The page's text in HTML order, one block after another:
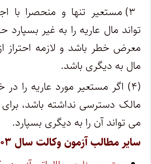
۳) مستعیر تنها و منحصرا با
تواند مال عاریه را به غیر بسپارد
معرض خطر باشد و لازمه احتراز
مال به دیگری باشد.
(۴) اگر مستعیر مورد عاریه را در
مالک دسترسی نداشته باشد، برای
می تواند آن را به دیگری بسپارد.
سایر مطالب آزمون وکالت سال ۱۴۰۳: